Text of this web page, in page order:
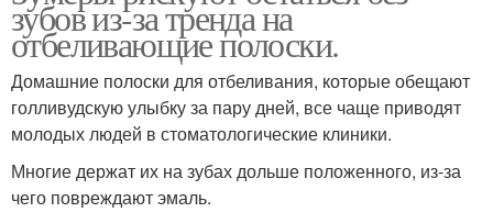
зубов из-за тренда на
отбеливающие полоски.
Домашние полоски для отбеливания, которые обещают
голливудскую улыбку за пару дней, все чаще приводят
молодых людей в стоматологические клиники.
Многие держат их на зубах дольше положенного, из-за
чего повреждают эмаль.